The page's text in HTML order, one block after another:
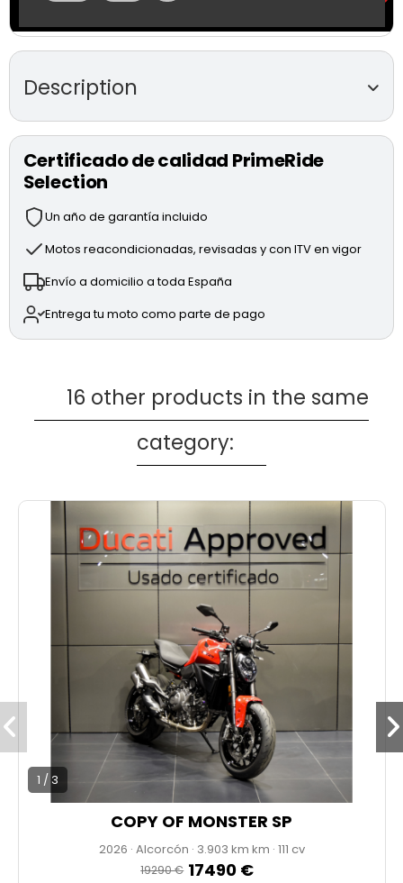
Description
Motor Desmosedici Stradale V4 de 1,103 cc y 208 CV.
regulables.
Sistema de frenada BREMBO Stylema con discos de
Electrónica avanzada: DQS (Ducati Quick Shift), EBC
Control), DWC EVO (Ducati Wheelie Control) y ABS
Cornering EVO.
Accesorios:
Portamatrículas de carbono.
* MOTO TOTALMENTE REVISADA
* PRECIO ANUNCIADO AL CONTADO
* IVA NO DEDUCIBLE
* ENVÍO DISPONIBLE
Certificado de calidad PrimeRide
Selection
Un año de garantía incluido
Motos reacondicionadas, revisadas y con ITV en vigor
Envío a domicilio a toda España
Entrega tu moto como parte de pago
16 other products in the same
category:
1 / 3
COPY OF MONSTER SP
2026 · Alcorcón · 3.903 km · 111 cv
19290 € 17490 €